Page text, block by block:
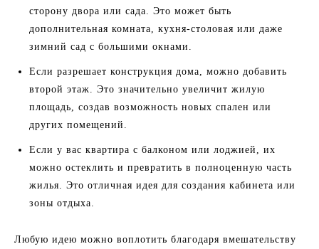
сторону двора или сада. Это может быть
дополнительная комната, кухня-столовая или даже
зимний сад с большими окнами.
Если разрешает конструкция дома, можно добавить
второй этаж. Это значительно увеличит жилую
площадь, создав возможность новых спален или
других помещений.
Если у вас квартира с балконом или лоджией, их
можно остеклить и превратить в полноценную часть
жилья. Это отличная идея для создания кабинета или
зоны отдыха.
Любую идею можно воплотить благодаря вмешательству